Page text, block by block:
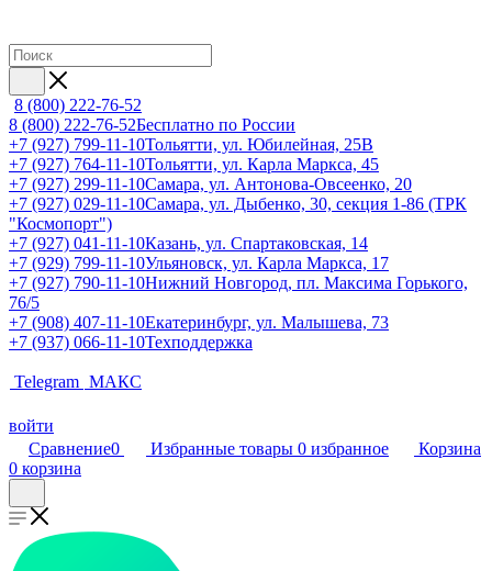
8 (800) 222-76-52
8 (800) 222-76-52Бесплатно по России
+7 (927) 799-11-10Тольятти, ул. Юбилейная, 25В
+7 (927) 764-11-10Тольятти, ул. Карла Маркса, 45
+7 (927) 299-11-10Самара, ул. Антонова-Овсеенко, 20
+7 (927) 029-11-10Самара, ул. Дыбенко, 30, секция 1-86 (ТРК
"Космопорт")
+7 (927) 041-11-10Казань, ул. Спартаковская, 14
+7 (929) 799-11-10Ульяновск, ул. Карла Маркса, 17
+7 (927) 790-11-10Нижний Новгород, пл. Максима Горького,
76/5
+7 (908) 407-11-10Екатеринбург, ул. Малышева, 73
+7 (937) 066-11-10Техподдержка
Telegram МАКС
войти
Сравнение0 Избранные товары 0 избранное
Корзина
0 корзина